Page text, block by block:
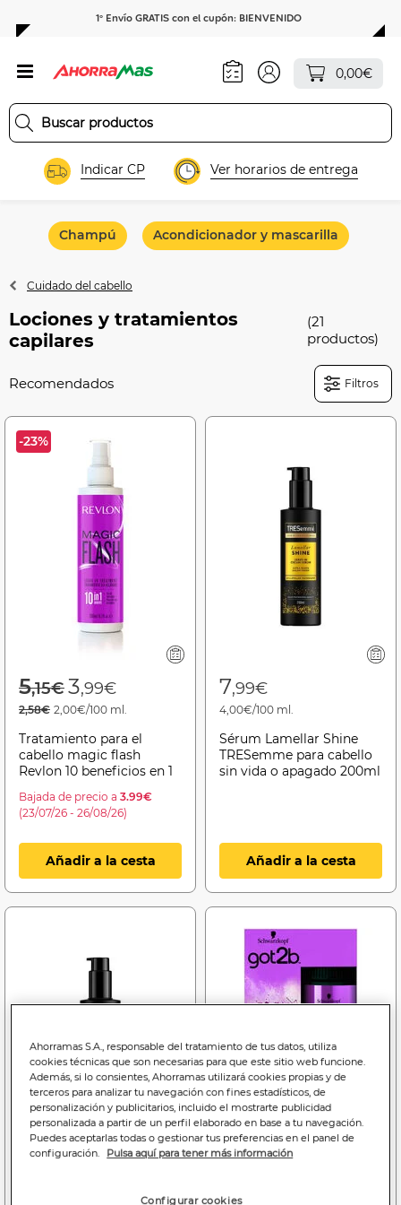
1º Envío GRATIS con el cupón: BIENVENIDO
0,00€
Indicar CP Ver horarios de entrega
Champú Acondicionador y mascarilla
Cuidado del cabello
Lociones y tratamientos
capilares
(21
productos)
Filtros
-23%
Price reduced from
5,15€to
3,99€
2,58€ 2,00€/100 ml.
Tratamiento para el
cabello magic flash
Revlon 10 beneficios en 1
Bajada de precio a 3.99€
(23/07/26 - 26/08/26)
Añadir a la cesta
7,99€
4,00€/100 ml.
Sérum Lamellar Shine
TRESemme para cabello
sin vida o apagado 200ml
Añadir a la cesta
6,45€/unidad
Ahorramas S.A., responsable del tratamiento de tus datos, utiliza
cookies técnicas que son necesarias para que este sitio web funcione.
Además, si lo consientes, Ahorramas utilizará cookies propias y de
terceros para analizar tu navegación con fines estadísticos, de
personalización y publicitarios, incluido el mostrarte publicidad
personalizada a partir de un perfil elaborado en base a tu navegación.
Puedes aceptarlas todas o gestionar tus preferencias en el panel de
configuración.
Pulsa aquí para tener más información
Configurar cookies